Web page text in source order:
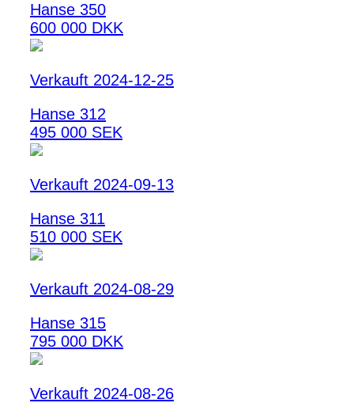
Hanse 350
600 000 DKK
Verkauft 2024-12-25
Hanse 312
495 000 SEK
Verkauft 2024-09-13
Hanse 311
510 000 SEK
Verkauft 2024-08-29
Hanse 315
795 000 DKK
Verkauft 2024-08-26